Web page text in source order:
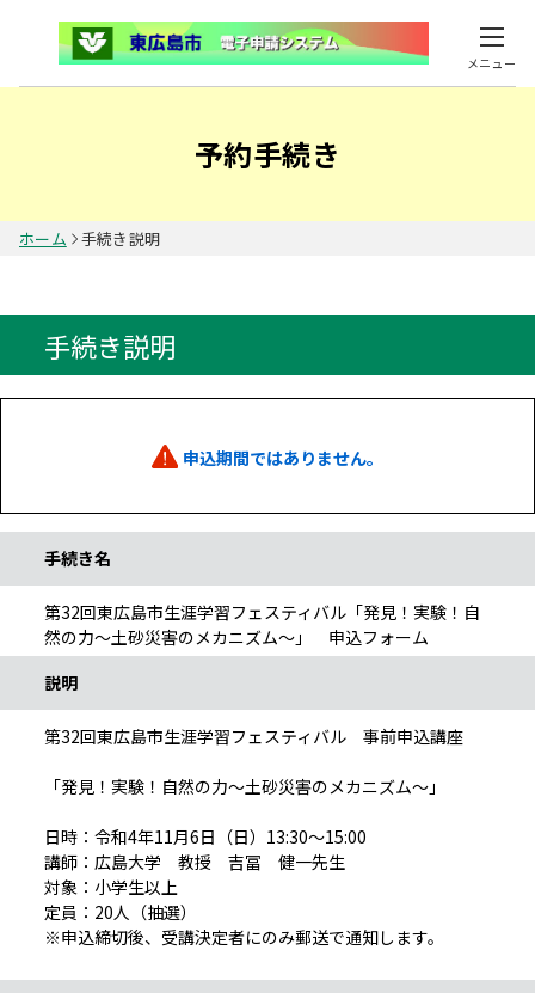
メニュー
予約手続き
ホーム 手続き説明
手続き説明
申込期間ではありません。
手続き名
第32回東広島市生涯学習フェスティバル「発見！実験！自
然の力～土砂災害のメカニズム～」 申込フォーム
説明
第32回東広島市生涯学習フェスティバル 事前申込講座
「発見！実験！自然の力～土砂災害のメカニズム～」
日時：令和4年11月6日（日）13:30～15:00
講師：広島大学 教授 吉冨 健一先生
対象：小学生以上
定員：20人（抽選）
※申込締切後、受講決定者にのみ郵送で通知します。